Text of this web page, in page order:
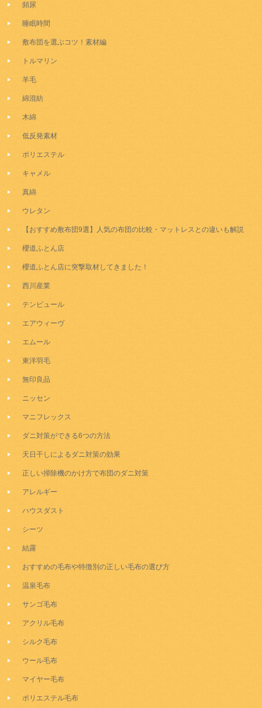
頻尿
睡眠時間
敷布団を選ぶコツ！素材編
トルマリン
羊毛
綿混紡
木綿
低反発素材
ポリエステル
キャメル
真綿
ウレタン
【おすすめ敷布団9選】人気の布団の比較・マットレスとの違いも解説
櫻道ふとん店
櫻道ふとん店に突撃取材してきました！
西川産業
テンピュール
エアウィーヴ
エムール
東洋羽毛
無印良品
ニッセン
マニフレックス
ダニ対策ができる6つの方法
天日干しによるダニ対策の効果
正しい掃除機のかけ方で布団のダニ対策
アレルギー
ハウスダスト
シーツ
結露
おすすめの毛布や特徴別の正しい毛布の選び方
温泉毛布
サンゴ毛布
アクリル毛布
シルク毛布
ウール毛布
マイヤー毛布
ポリエステル毛布